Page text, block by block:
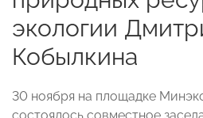
экологии
Кобылкина
30 ноября на площадке